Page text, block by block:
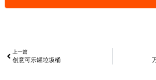
上一篇
创意可乐罐垃圾桶